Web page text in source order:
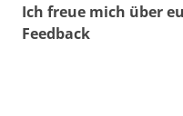
Ich freue mich über
Feedback